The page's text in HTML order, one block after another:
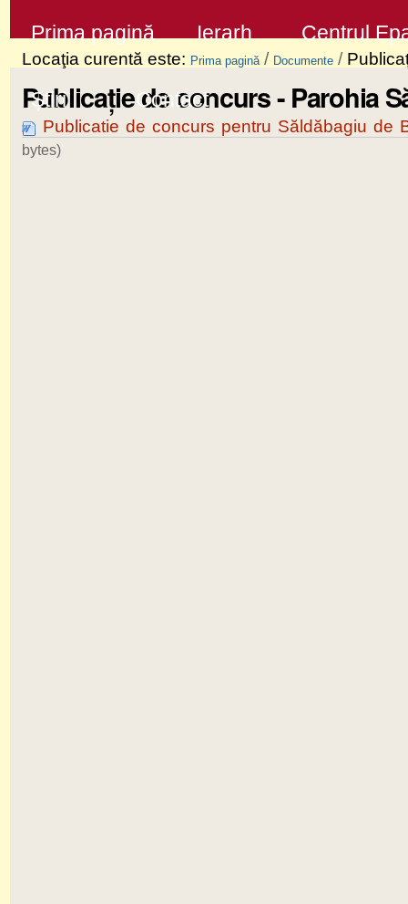
la
conţinut
Sari
la
Prima pagină Ierarh Centrul
Știri Contact
Locaţia curentă este: Prima pagină / Documente /
Publicație de concurs - Parohia
Publicatie de concurs pentru Săldăbagiu de
bytes)